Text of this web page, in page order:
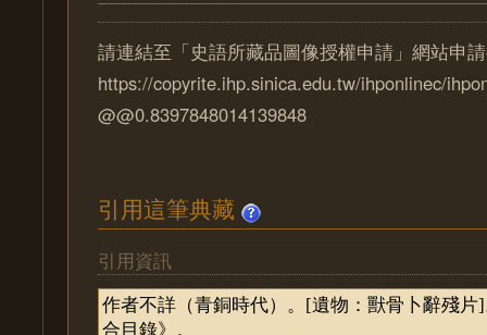
請連結至「史語所藏品圖像授權申請」網站申
https://copyrite.ihp.sinica.edu.tw/ihponlinec/
@@0.8397848014139848
引用這筆典藏
引用資訊